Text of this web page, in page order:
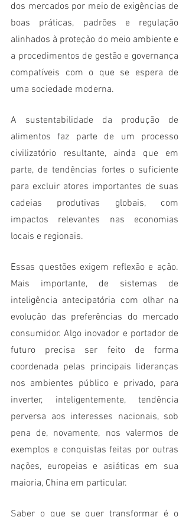
dos mercados por meio de exigências de
boas práticas, padrões e regulação
alinhados à proteção do meio ambiente e
a procedimentos de gestão e governança
compatíveis com o que se espera de
uma sociedade moderna.
A sustentabilidade da produção de
alimentos faz parte de um processo
civilizatório resultante, ainda que em
parte, de tendências fortes o suficiente
para excluir atores importantes de suas
cadeias produtivas globais, com
impactos relevantes nas economias
locais e regionais.
Essas questões exigem reflexão e ação.
Mais importante, de sistemas de
inteligência antecipatória com olhar na
evolução das preferências do mercado
consumidor. Algo inovador e portador de
futuro precisa ser feito de forma
coordenada pelas principais lideranças
nos ambientes público e privado, para
inverter, inteligentemente, tendência
perversa aos interesses nacionais, sob
pena de, novamente, nos valermos de
exemplos e conquistas feitas por outras
nações, europeias e asiáticas em sua
maioria, China em particular.
Saber o que se quer transformar é o